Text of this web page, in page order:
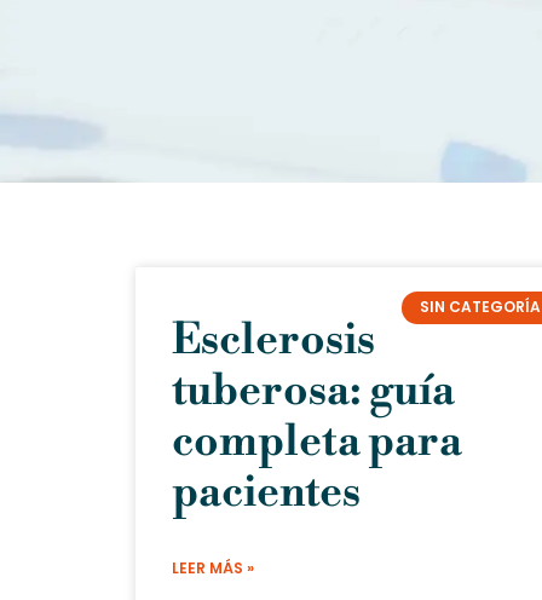
SIN CATEGORÍA
Esclerosis
tuberosa: guía
completa para
pacientes
LEER MÁS »